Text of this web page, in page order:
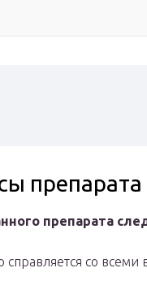
препарата
справляется со